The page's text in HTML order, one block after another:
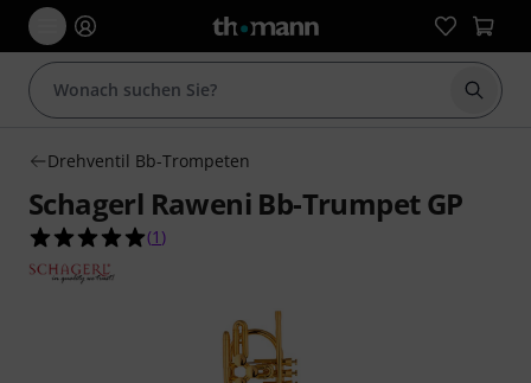
Suche
Drehventil Bb-Trompeten
Schagerl Raweni Bb-Trumpet GP
5.0 von 5 Sternen aus 1 Kundenbewertungen
(1 )